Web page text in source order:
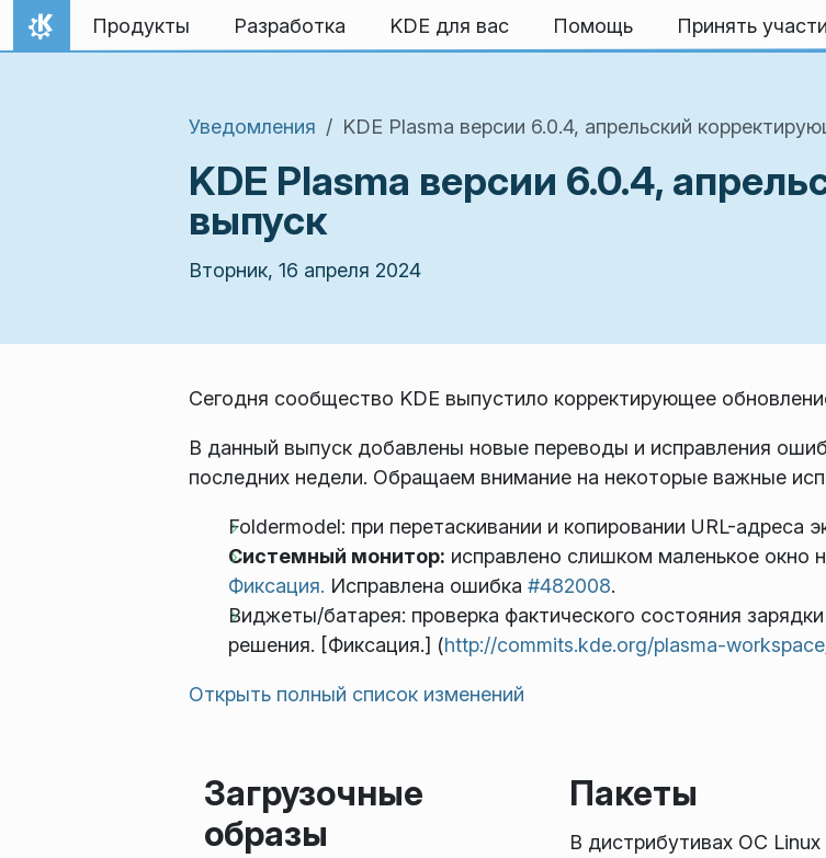
Перейти к содержимому
На главную
Продукты Разработка KDE для вас Помощь Принять
Уведомления KDE Plasma версии 6.0.4, апрельский
KDE Plasma версии 6.0.4,
выпуск
Вторник, 16 апреля 2024
Сегодня сообщество KDE выпустило корректирующее
В данный выпуск добавлены новые переводы и исправления
последних недели. Обращаем внимание на некоторые важные
Foldermodel: при перетаскивании и копировании URL-адреса
Системный монитор: исправлено слишком маленькое окно
Фиксация. Исправлена ошибка #482008.
Виджеты/батарея: проверка фактического состояния
решения. [Фиксация.] (http://commits.kde.org/plasma-
Открыть полный список изменений
Загрузочные
образы
Пакеты
В дистрибутивах ОС Linux